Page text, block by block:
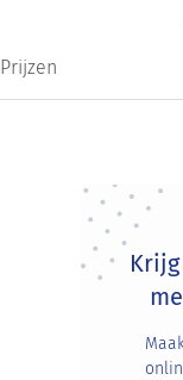
Prijzen
Primary
Sidebar